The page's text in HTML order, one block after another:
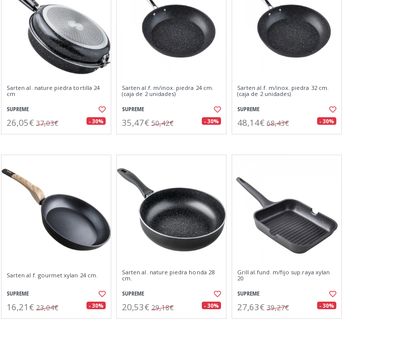
Sarten al. nature piedra tortilla 24
cm
SUPREME
26,05€ 37,03€ - 30%
Sarten al.f. m/inox. piedra 24 cm.
(caja de 2 unidades)
SUPREME
35,47€ 50,42€ - 30%
Sarten al.f. m/inox. piedra 32 cm.
(caja de 2 unidades)
SUPREME
48,14€ 68,43€ - 30%
Sarten al.f. gourmet xylan 24 cm.
SUPREME
16,21€ 23,04€ - 30%
Sarten al. nature piedra honda 28
cm.
SUPREME
20,53€ 29,18€ - 30%
Grill al.fund. m/fijo sup.raya xylan
20
SUPREME
27,63€ 39,27€ - 30%